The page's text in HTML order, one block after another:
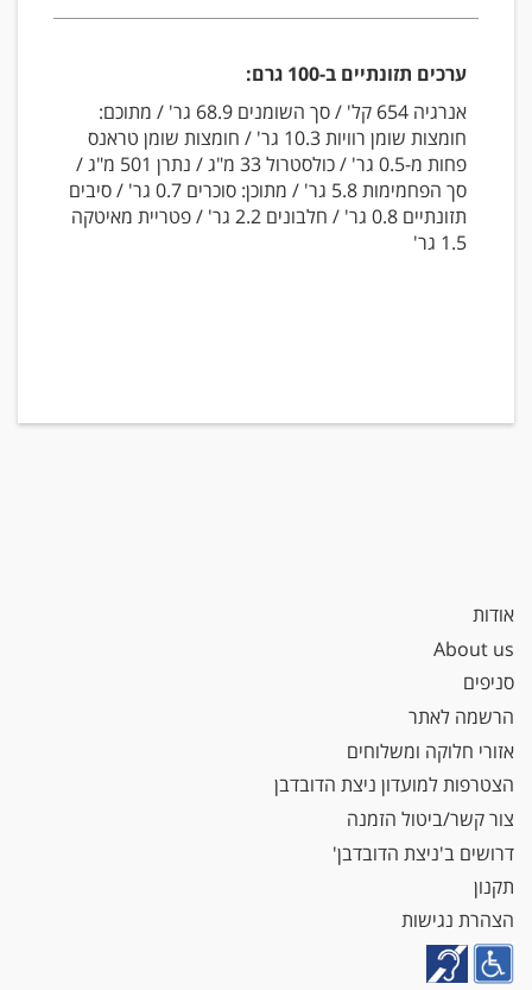
ערכים תזונתיים ב-100 גרם:
אנרגיה 654 קל' / סך השומנים 68.9 גר' / מתוכם:
חומצות שומן רוויות 10.3 גר' / חומצות שומן טראנס
פחות מ-0.5 גר' / כולסטרול 33 מ"ג / נתרן 501 מ"ג /
סך הפחמימות 5.8 גר' / מתוכן: סוכרים 0.7 גר' / סיבים
תזונתיים 0.8 גר' / חלבונים 2.2 גר' / פטריית מאיטקה
1.5 גר'
אודות
About us
סניפים
הרשמה לאתר
אזורי חלוקה ומשלוחים
הצטרפות למועדון ניצת הדובדבן
צור קשר/ביטול הזמנה
דרושים ב'ניצת הדובדבן'
תקנון
הצהרת נגישות